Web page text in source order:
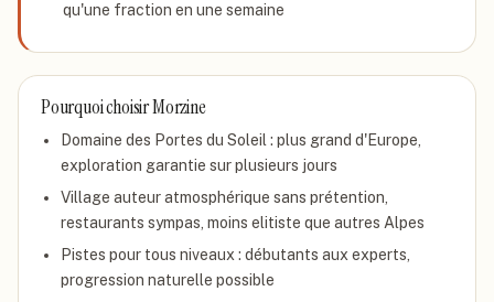
qu'une fraction en une semaine
Pourquoi choisirMorzine
Domaine des Portes du Soleil : plus grand d'Europe,
exploration garantie sur plusieurs jours
Village auteur atmosphérique sans prétention,
restaurants sympas, moins elitiste que autres Alpes
Pistes pour tous niveaux : débutants aux experts,
progression naturelle possible